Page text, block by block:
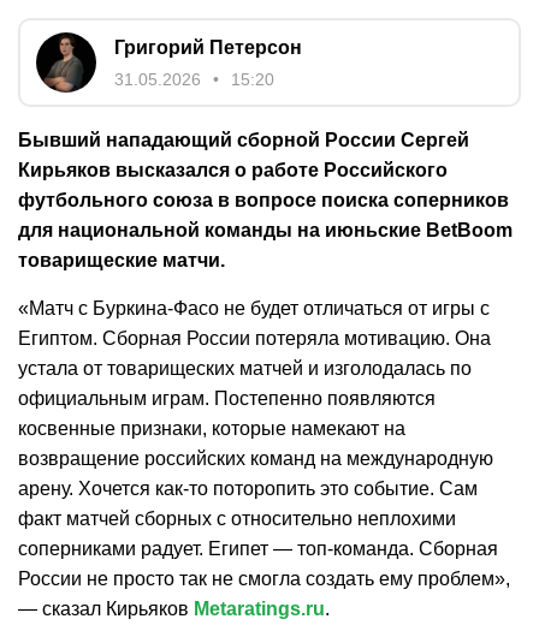
Григорий Петерсон
31.05.2026 15:20
Бывший нападающий сборной России Сергей
Кирьяков высказался о работе Российского
футбольного союза в вопросе поиска соперников
для национальной команды на июньские BetBoom
товарищеские матчи.
«Матч с Буркина-Фасо не будет отличаться от игры с
Египтом. Сборная России потеряла мотивацию. Она
устала от товарищеских матчей и изголодалась по
официальным играм. Постепенно появляются
косвенные признаки, которые намекают на
возвращение российских команд на международную
арену. Хочется как-то поторопить это событие. Сам
факт матчей сборных с относительно неплохими
соперниками радует. Египет — топ-команда. Сборная
России не просто так не смогла создать ему проблем»,
— сказал Кирьяков Metaratings.ru.